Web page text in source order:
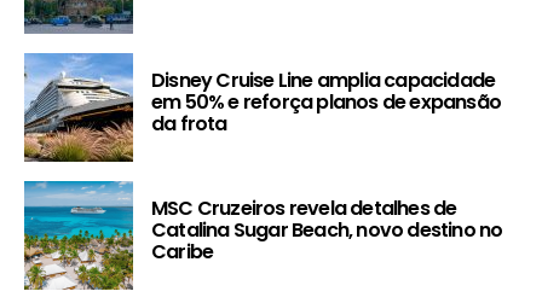
Disney Cruise Line amplia capacidade
em 50% e reforça planos de expansão
da frota
MSC Cruzeiros revela detalhes de
Catalina Sugar Beach, novo destino no
Caribe